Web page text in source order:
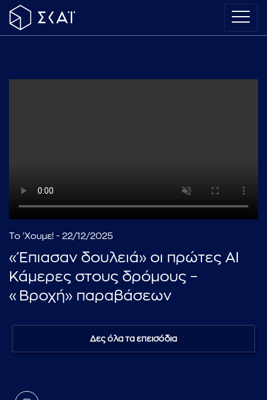
Το 'Χουμε! - 22/12/2025
«Έπιασαν δουλειά» οι πρώτες AI
Κάμερες στους δρόμους –
«Βροχή» παραβάσεων
Δες όλα τα επεισόδια